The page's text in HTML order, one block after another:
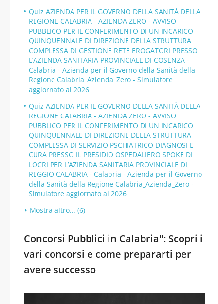
Quiz AZIENDA PER IL GOVERNO DELLA SANITÀ DELLA
REGIONE CALABRIA - AZIENDA ZERO - AVVISO
PUBBLICO PER IL CONFERIMENTO DI UN INCARICO
QUINQUENNALE DI DIREZIONE DELLA STRUTTURA
COMPLESSA DI GESTIONE RETE EROGATORI PRESSO
L’AZIENDA SANITARIA PROVINCIALE DI COSENZA -
Calabria - Azienda per il Governo della Sanità della
Regione Calabria_Azienda_Zero - Simulatore
aggiornato al 2026
Quiz AZIENDA PER IL GOVERNO DELLA SANITÀ DELLA
REGIONE CALABRIA - AZIENDA ZERO - AVVISO
PUBBLICO PER IL CONFERIMENTO DI UN INCARICO
QUINQUENNALE DI DIREZIONE DELLA STRUTTURA
COMPLESSA DI SERVIZIO PSCHIATRICO DIAGNOSI E
CURA PRESSO IL PRESIDIO OSPEDALIERO SPOKE DI
LOCRI PER L’AZIENDA SANITARIA PROVINCIALE DI
REGGIO CALABRIA - Calabria - Azienda per il Governo
della Sanità della Regione Calabria_Azienda_Zero -
Simulatore aggiornato al 2026
Mostra altro... (6)
Concorsi Pubblici in Calabria": Scopri i
vari concorsi e come prepararti per
avere successo